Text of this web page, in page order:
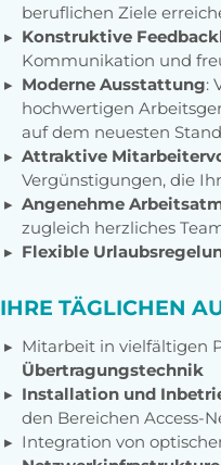
beruflichen Ziele
Konstruktive
Kommunikation und
Moderne Ausstattung:
hochwertigen
auf dem neuesten
Attraktive
Vergünstigungen, die
Angenehme
zugleich herzliches
Flexible
IHRE TÄGLICHEN
Mitarbeit in vielfältigen
Übertragungstechnik
Installation und
den Bereichen Access-
Integration von